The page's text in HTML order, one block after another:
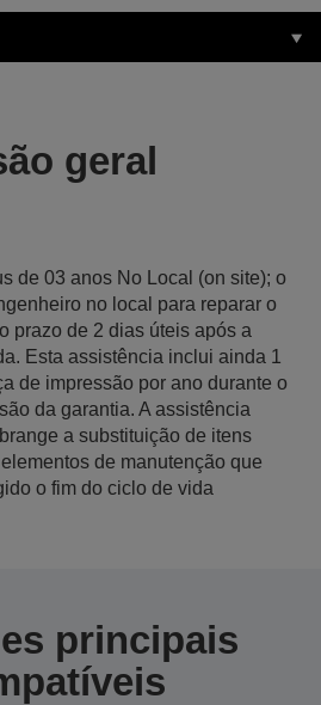
geral
de 03 anos No Local (on site); o
no local para reparar o
prazo de 2 dias úteis após a
Esta assistência inclui ainda 1
de impressão por ano durante o
da garantia. A assistência
a substituição de itens
de manutenção que
o fim do ciclo de vida
principais